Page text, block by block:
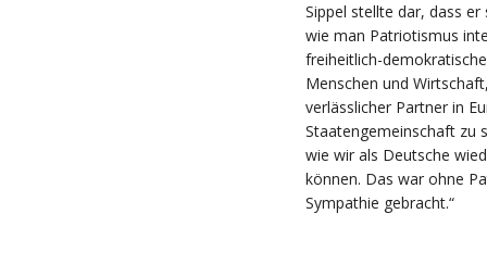
Sippel stellte dar, dass
wie man Patriotismus
freiheitlich-
Menschen und
verlässlicher Partner in
Staatengemeinschaft zu
wie wir als Deutsche
können. Das war ohne
Sympathie gebracht.“